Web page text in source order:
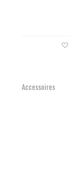
Accessoires